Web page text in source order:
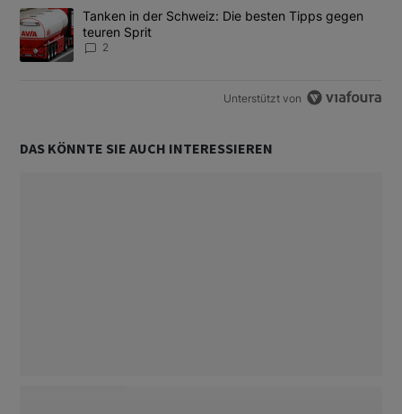
Ein Trendartikel mit dem Titel "Tanken in der Schweiz: Die
Tanken in der Schweiz: Die besten Tipps gegen
teuren Sprit
2
Unterstützt von
DAS KÖNNTE SIE AUCH INTERESSIEREN